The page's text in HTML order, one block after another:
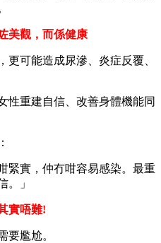
美觀，而係健康
更可能造成尿滲、炎症反覆、
性重建自信、改善身體機能同
緊實，仲冇咁容易感染。最重
。」
實唔難!
要尷尬。